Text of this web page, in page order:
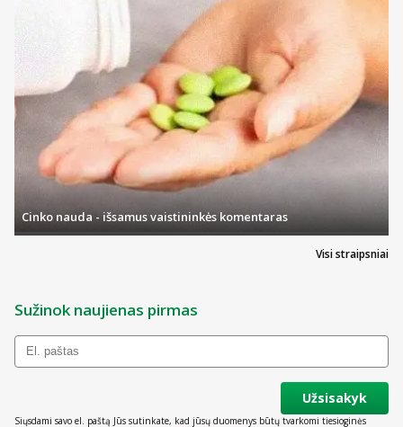
pablogėjo, kreipkitės į gydytoją.
Apie ką rašoma šiame lapelyje?
Kas yra Prostamol ir kam jis vartojamas
Kas žinotina prieš vartojant Prostamol
Kaip vartoti Prostamol
Galimas šalutinis poveikis
Kaip laikyti Prostamol
Prostamol Uno yra tradicinis augalinis vaistas, kurio
indikacijos pagrįstos tik ilgalaikiu vartojimu, skirtas
palengvinti gerybinės prostatos hipertrofijos simptomus,
tokius kaip šlapimo ištekėjimo pradžios vėlavimas, ilgiau
dažnas šlapinimasis (ypač nakties metu), gydytojui paneigus
sunkias būkles.
Visi straipsniai
Cinko nauda - išsamus vaistininkės komentaras
Sužinok naujienas pirmas
Užsisakyk
Siųsdami savo el. paštą Jūs sutinkate, kad jūsų duomenys būtų tvarkomi tiesioginės